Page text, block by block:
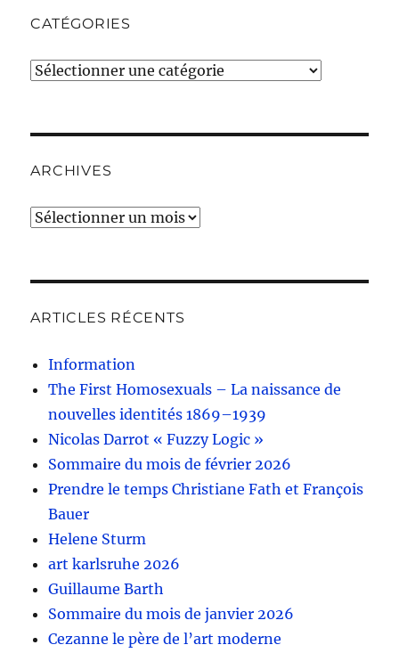
CATÉGORIES
Catégories
ARCHIVES
Archives
ARTICLES RÉCENTS
Information
The First Homosexuals – La naissance de
nouvelles identités 1869–1939
Nicolas Darrot « Fuzzy Logic »
Sommaire du mois de février 2026
Prendre le temps Christiane Fath et François
Bauer
Helene Sturm
art karlsruhe 2026
Guillaume Barth
Sommaire du mois de janvier 2026
Cezanne le père de l’art moderne